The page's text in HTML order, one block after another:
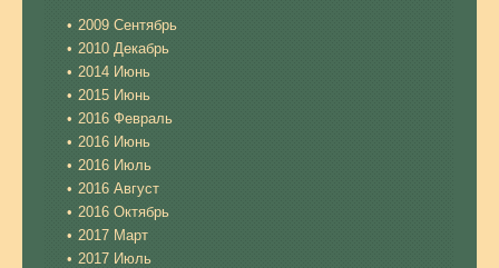
2009 Сентябрь
2010 Декабрь
2014 Июнь
2015 Июнь
2016 Февраль
2016 Июнь
2016 Июль
2016 Август
2016 Октябрь
2017 Март
2017 Июль